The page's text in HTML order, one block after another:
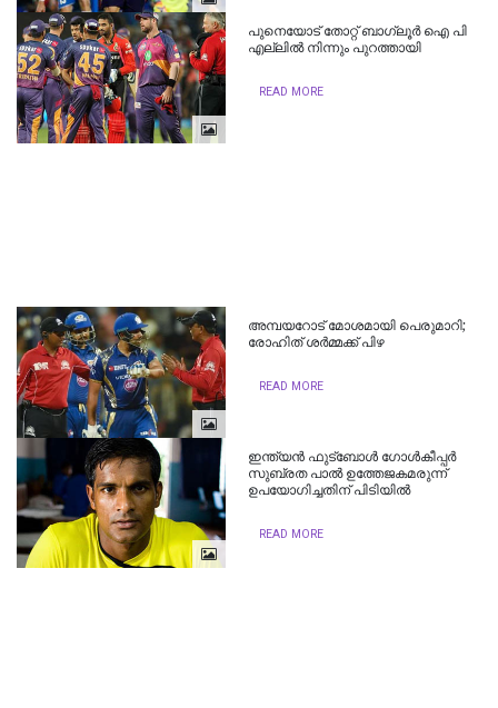
പുനെയോട് തോറ്റ് ബാഗ്ലൂര്‍ ഐ പി
എല്ലില്‍ നിന്നും പുറത്തായി
READ MORE
അമ്പയറോട് മോശമായി പെരുമാറി;
രോഹിത് ശർമ്മക്ക് പിഴ
READ MORE
ഇന്ത്യന്‍ ഫുട്ബോള്‍ ഗോള്‍കീപ്പര്‍
സുബ്രത പാല്‍ ഉത്തേജകമരുന്ന്
ഉപയോഗിച്ചതിന് പിടിയില്‍
READ MORE